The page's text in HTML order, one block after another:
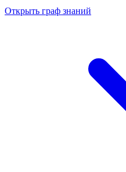
Открыть граф знаний